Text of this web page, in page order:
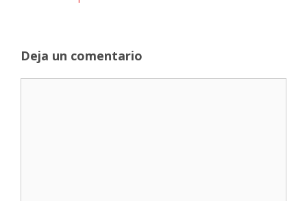
Deja un comentario